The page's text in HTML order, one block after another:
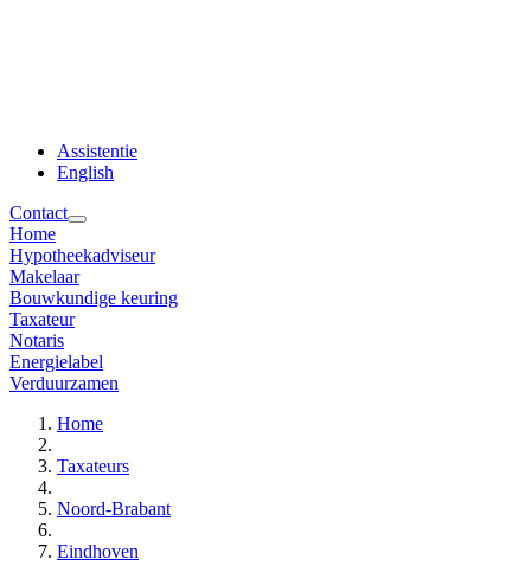
Assistentie
English
Contact
Home
Hypotheekadviseur
Makelaar
Bouwkundige keuring
Taxateur
Notaris
Energielabel
Verduurzamen
Home
Taxateurs
Noord-Brabant
Eindhoven